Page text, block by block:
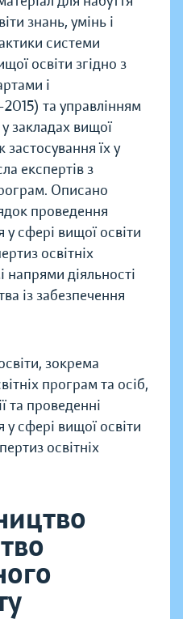
знань, умінь і
системи
освіти згідно з
і
та управлінням
закладах вищої
застосування їх у
експертів з
Описано
проведення
у сфері вищої освіти
освітніх
діяльності
із забезпечення
зокрема
програм та осіб,
та проведенні
у сфері вищої освіти
освітніх